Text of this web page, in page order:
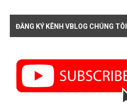
ĐĂNG KÝ KÊNH VBLOG CHÚNG TÔI